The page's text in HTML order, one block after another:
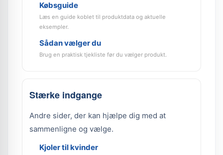
Købsguide
Læs en guide koblet til produktdata og aktuelle
eksempler.
Sådan vælger du
Brug en praktisk tjekliste før du vælger produkt.
Stærke indgange
Andre sider, der kan hjælpe dig med at
sammenligne og vælge.
Kjoler til kvinder